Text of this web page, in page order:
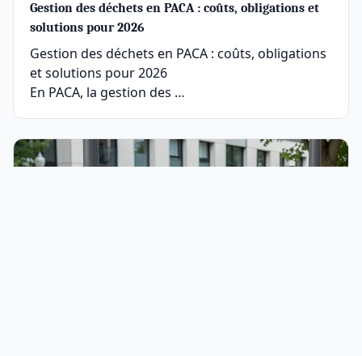
Gestion des déchets en PACA : coûts, obligations et
solutions pour 2026
Gestion des déchets en PACA : coûts, obligations
et solutions pour 2026
En PACA, la gestion des …